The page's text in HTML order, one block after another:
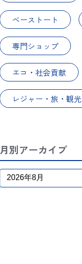
ベーストート
専門ショップ
エコ・社会貢献
レジャー・旅・観光
月別アーカイブ